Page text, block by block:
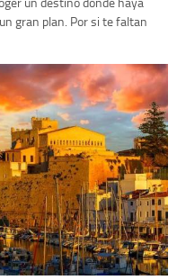
gran plan. Por si te faltan